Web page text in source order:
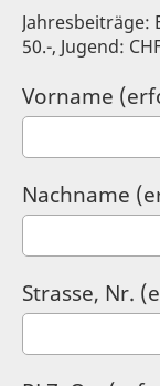
Jahresbeiträge:
50.-, Jugend:
Vorname
Nachname
Strasse, Nr.